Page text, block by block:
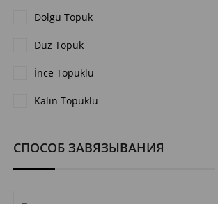
Dolgu Topuk
Düz Topuk
İnce Topuklu
Kalın Topuklu
СПОСОБ ЗАВЯЗЫВАНИЯ